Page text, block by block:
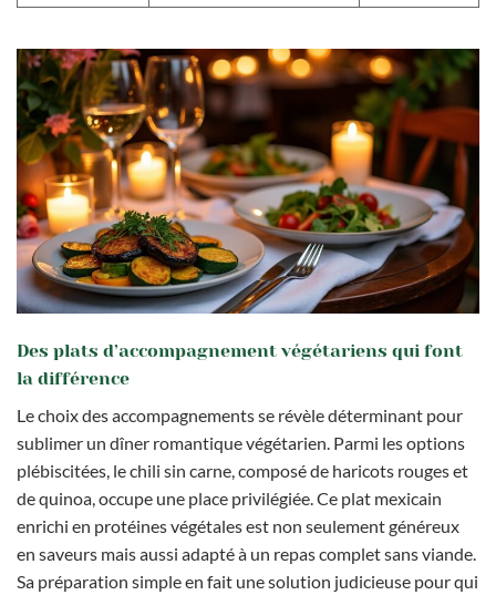
Des plats d’accompagnement végétariens qui font
la différence
Le choix des accompagnements se révèle déterminant pour
sublimer un dîner romantique végétarien. Parmi les options
plébiscitées, le chili sin carne, composé de haricots rouges et
de quinoa, occupe une place privilégiée. Ce plat mexicain
enrichi en protéines végétales est non seulement généreux
en saveurs mais aussi adapté à un repas complet sans viande.
Sa préparation simple en fait une solution judicieuse pour qui